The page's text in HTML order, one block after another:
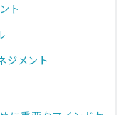
ト
ジメント